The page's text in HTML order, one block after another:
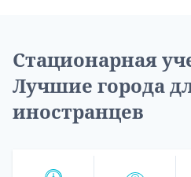
Стационарная
Лучшие города
иностранцев